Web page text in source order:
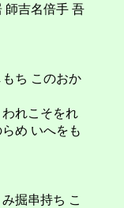
師吉名倍手 吾
ち このおか
れこそをれ
め いへをも
掘串持ち こ